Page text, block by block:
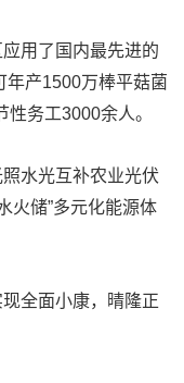
用了国内最先进的
年产1500万棒平菇菌
务工3000余人。
水光互补农业光伏
火储”多元化能源体
全面小康，晴隆正